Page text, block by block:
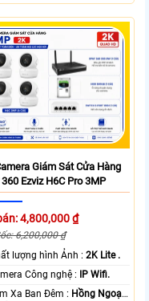
Giám Sát Cửa Hàng
Ezviz H6C Pro 3MP
4,800,000 ₫
6,200,000 ₫
lượng hình Ảnh :2K Lite .
⚒ Camera Công nghệ :
IP Wifi.
🔅 Tầm Xa Ban Đêm : Hồng Ngoại